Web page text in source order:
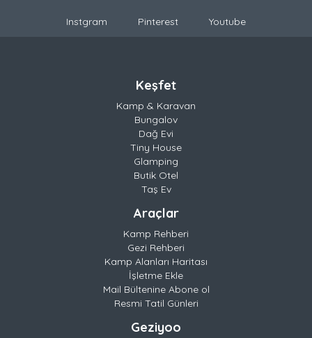
Instgram Pinterest Youtube
Keşfet
Kamp & Karavan
Bungalov
Dağ Evi
Tiny House
Glamping
Butik Otel
Taş Ev
Araçlar
Kamp Rehberi
Gezi Rehberi
Kamp Alanları Haritası
İşletme Ekle
Mail Bültenine Abone ol
Resmi Tatil Günleri
Geziyoo